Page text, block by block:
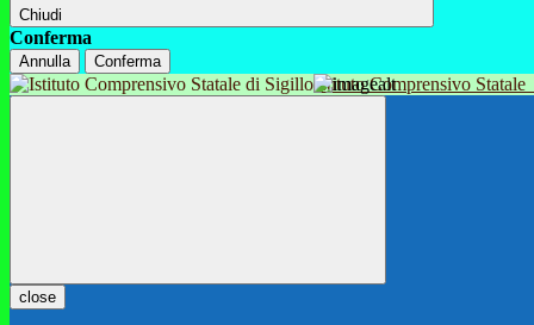
Chiudi
Conferma
Annulla Conferma
Istituto Comprensivo Statale
close